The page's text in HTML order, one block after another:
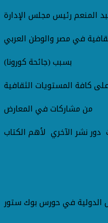
من مشاركات في المعارض
الدولية في حورس بوك ستور